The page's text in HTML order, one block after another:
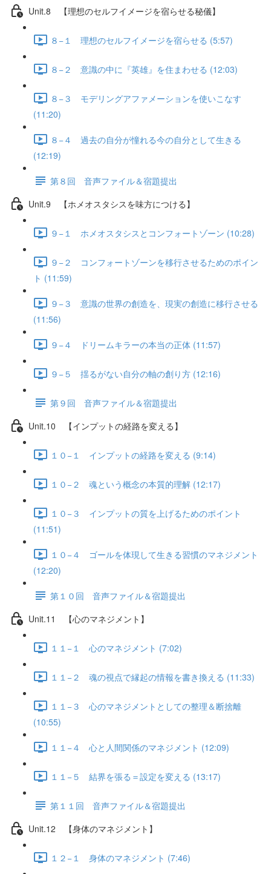
Unit.8 【理想のセルフイメージを宿らせる秘儀】
８−１ 理想のセルフイメージを宿らせる (5:57)
８−２ 意識の中に『英雄』を住まわせる (12:03)
８−３ モデリングアファメーションを使いこなす
(11:20)
８−４ 過去の自分が憧れる今の自分として生きる
(12:19)
第８回 音声ファイル＆宿題提出
Unit.9 【ホメオスタシスを味方につける】
９−１ ホメオスタシスとコンフォートゾーン (10:28)
９−２ コンフォートゾーンを移行させるためのポイン
ト (11:59)
９−３ 意識の世界の創造を、現実の創造に移行させる
(11:56)
９−４ ドリームキラーの本当の正体 (11:57)
９−５ 揺るがない自分の軸の創り方 (12:16)
第９回 音声ファイル＆宿題提出
Unit.10 【インプットの経路を変える】
１０−１ インプットの経路を変える (9:14)
１０−２ 魂という概念の本質的理解 (12:17)
１０−３ インプットの質を上げるためのポイント
(11:51)
１０−４ ゴールを体現して生きる習慣のマネジメント
(12:20)
第１０回 音声ファイル＆宿題提出
Unit.11 【心のマネジメント】
１１−１ 心のマネジメント (7:02)
１１−２ 魂の視点で縁起の情報を書き換える (11:33)
１１−３ 心のマネジメントとしての整理＆断捨離
(10:55)
１１−４ 心と人間関係のマネジメント (12:09)
１１−５ 結界を張る＝設定を変える (13:17)
第１１回 音声ファイル＆宿題提出
Unit.12 【身体のマネジメント】
１２−１ 身体のマネジメント (7:46)